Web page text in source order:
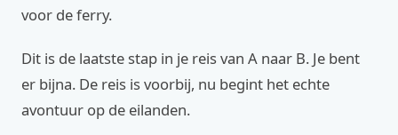
voor de ferry.
Dit is de laatste stap in je reis van A naar B. Je bent
er bijna. De reis is voorbij, nu begint het echte
avontuur op de eilanden.